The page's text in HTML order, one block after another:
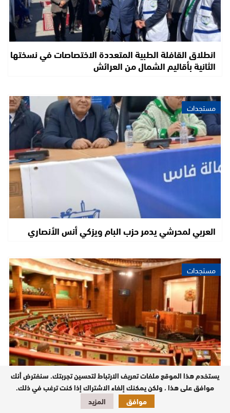
انطلاق القافلة الطبية المتعددة الاختصاصات في نسختها
الثانية بأقاليم الشمال من العرائش
مستجدات
العربي لمحرشي يدمر حزب البام ويزكي أنس الأنصاري
مستجدات
مجلس المستشارين يحتضن يومي 8 و9 أبريل مؤتمر
جمعية مجالس الشيوخ في إفريقيا
يستخدم هذا الموقع ملفات تعريف الارتباط لتحسين تجربتك. سنفترض أنك
موافق على هذا ، ولكن يمكنك إلغاء الاشتراك إذا كنت ترغب في ذلك.
موافق
المزيد